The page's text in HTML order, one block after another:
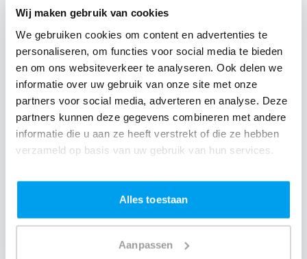
Wij maken gebruik van cookies
We gebruiken cookies om content en advertenties te
personaliseren, om functies voor social media te bieden
en om ons websiteverkeer te analyseren. Ook delen we
informatie over uw gebruik van onze site met onze
partners voor social media, adverteren en analyse. Deze
partners kunnen deze gegevens combineren met andere
informatie die u aan ze heeft verstrekt of die ze hebben
verzameld op basis van uw gebruik van hun services.
Alles toestaan
Aanpassen
gehouden. De verzoeknummers hoorden we
gedurende de avond voorbij komen. Verdere
communicatie verliep ook goed. Er is vooraf
nog meerdere malen telefonisch contact
geweest en daardoor verliep alles vlekkeloos
en naar wens. Ook werd er rekening gehouden
met gasten die op een gegeven moment
aangaven dat de muziek iets te hard stond. Al
met al een fantastische avond. Ook namens de
gasten!- Carina|Bruid
"Geweldige sfeer op ons..."
8.7/ 10